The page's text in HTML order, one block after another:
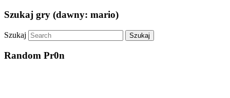
Szukaj gry (dawny: mario)
Szukaj
Random Pr0n